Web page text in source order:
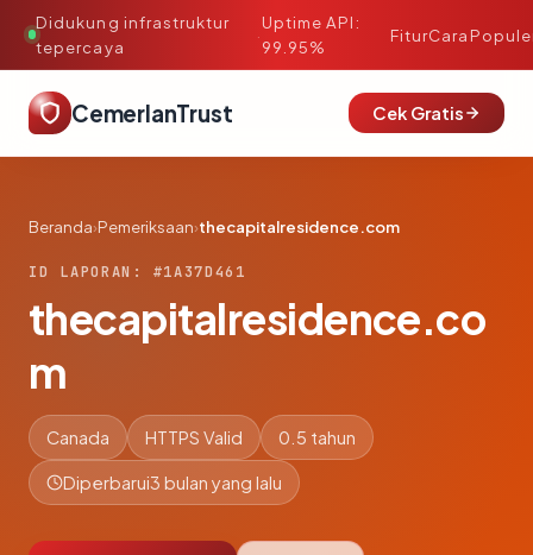
Didukung infrastruktur
tepercaya
·
Uptime API:
99.95%
FiturCara
CemerlanTrust Cek Gratis
Beranda›Pemeriksaan›thecapitalresidence.com
ID LAPORAN: #1A37D461
thecapitalresidence.co
m
Canada HTTPS Valid 0.5 tahun
Diperbarui3 bulan yang lalu